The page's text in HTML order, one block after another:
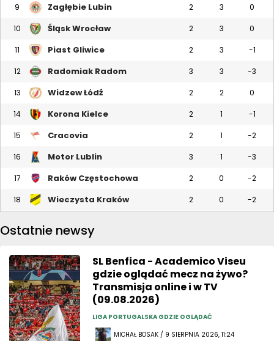
9 Zagłębie Lubin 2 3 0
10 Śląsk Wrocław 2 3 0
11 Piast Gliwice 2 3 -1
12 Radomiak Radom 3 3 -3
13 Widzew Łódź 2 2 0
14 Korona Kielce 2 1 -1
15 Cracovia 2 1 -2
16 Motor Lublin 3 1 -3
17 Raków Częstochowa 2 0 -2
18 Wieczysta Kraków 2 0 -2
Ostatnie newsy
SL Benfica - Academico Viseu
gdzie oglądać mecz na żywo?
Transmisja online i w TV
(09.08.2026)
LIGA PORTUGALSKA GDZIE OGLĄDAĆ
MICHAŁ BOSAK / 9 SIERPNIA 2026, 11:24